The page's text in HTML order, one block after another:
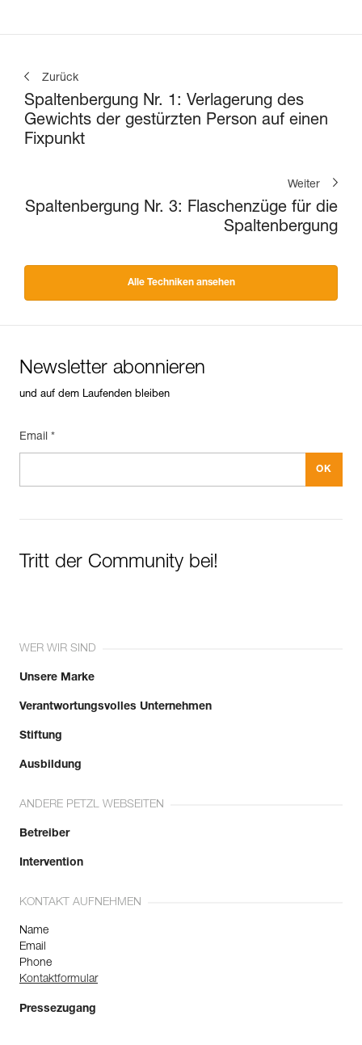
Zurück
Spaltenbergung Nr. 1: Verlagerung des
Gewichts der gestürzten Person auf einen
Fixpunkt
Weiter
Spaltenbergung Nr. 3: Flaschenzüge für die
Spaltenbergung
Alle Techniken ansehen
Newsletter abonnieren
und auf dem Laufenden bleiben
Email *
Tritt der Community bei!
WER WIR SIND
Unsere Marke
Verantwortungsvolles Unternehmen
Stiftung
Ausbildung
ANDERE PETZL WEBSEITEN
Betreiber
Intervention
KONTAKT AUFNEHMEN
Name
Email
Phone
Kontaktformular
Pressezugang